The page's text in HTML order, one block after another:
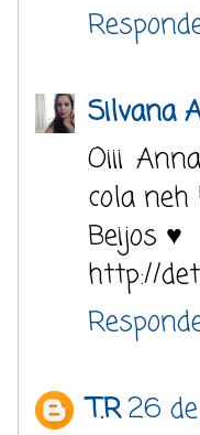
Silvana
Oiii
cola neh
Beijos ♥
http://
T.R26